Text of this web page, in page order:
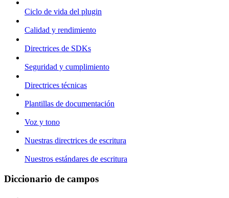
Ciclo de vida del plugin
Calidad y rendimiento
Directrices de SDKs
Seguridad y cumplimiento
Directrices técnicas
Plantillas de documentación
Voz y tono
Nuestras directrices de escritura
Nuestros estándares de escritura
Diccionario de campos